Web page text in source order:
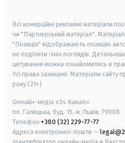
Всі комерційні рекламні матеріали
чи "Партнерський матеріал".
"Позиція" відображають позицію
не поділяти їхніх поглядів.
цитування можна ознайомитись в
Усі права захищені. Матеріали сайту
року (21+)
Онлайн-медіа «24 Канал»
пл. Галицька, буд. 15, м. Львів, 79008
Телефон +380 (32) 229-77-77
Адреса електронної пошти —